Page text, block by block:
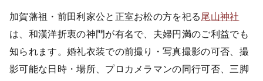
加賀藩祖・前田利家公と正室お松の方を祀る 尾山神社
は、和漢洋折衷の神門が有名で、夫婦円満のご利益でも
知られます。婚礼衣装での前撮り・写真撮影の可否、撮
影可能な日時・場所、プロカメラマンの同行可否、三脚